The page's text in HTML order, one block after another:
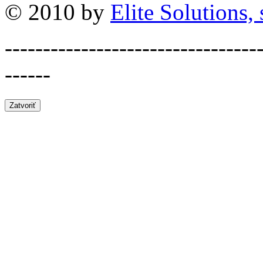
© 2010 by Elite Solutions,
------